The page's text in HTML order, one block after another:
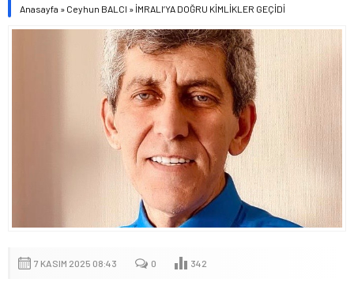
Anasayfa » Ceyhun BALCI » İMRALI’YA DOĞRU KİMLİKLER GEÇİDİ
7 KASIM 2025 08:43 0 342